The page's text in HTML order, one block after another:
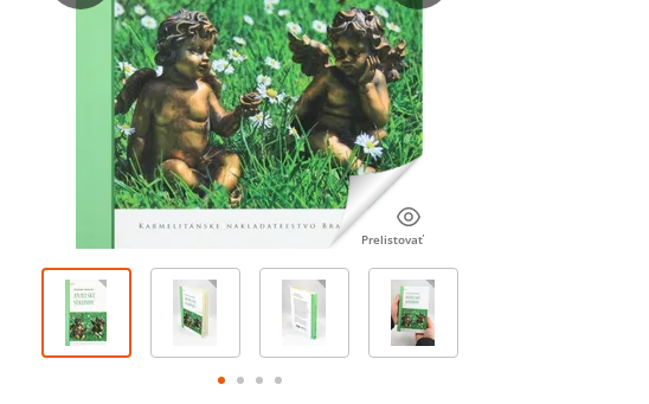
Prelistovať